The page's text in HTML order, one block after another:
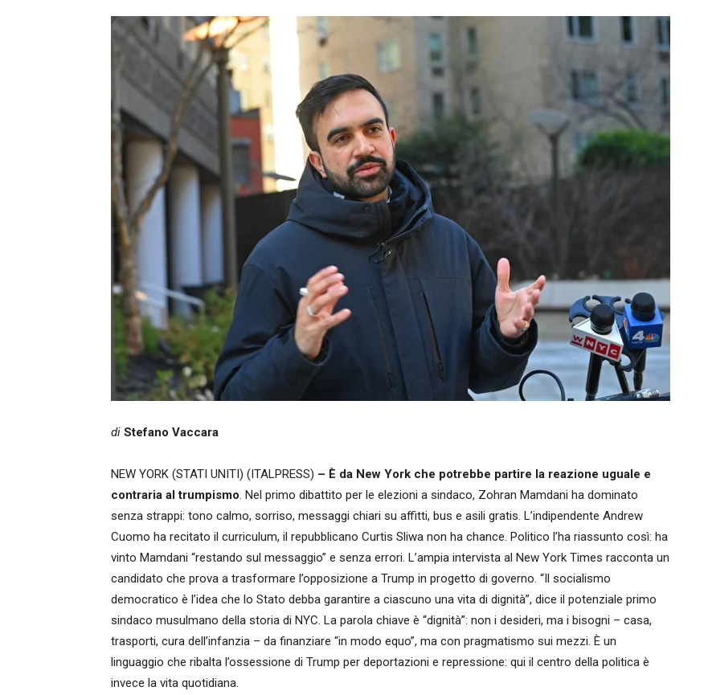
di Stefano Vaccara
NEW YORK (STATI UNITI) (ITALPRESS) – È da New York che potrebbe partire la reazione uguale e
contraria al trumpismo. Nel primo dibattito per le elezioni a sindaco, Zohran Mamdani ha dominato
senza strappi: tono calmo, sorriso, messaggi chiari su affitti, bus e asili gratis. L’indipendente Andrew
Cuomo ha recitato il curriculum, il repubblicano Curtis Sliwa non ha chance. Politico l’ha riassunto così: ha
vinto Mamdani “restando sul messaggio” e senza errori. L’ampia intervista al New York Times racconta un
candidato che prova a trasformare l’opposizione a Trump in progetto di governo. “Il socialismo
democratico è l’idea che lo Stato debba garantire a ciascuno una vita di dignità”, dice il potenziale primo
sindaco musulmano della storia di NYC. La parola chiave è “dignità”: non i desideri, ma i bisogni – casa,
trasporti, cura dell’infanzia – da finanziare “in modo equo”, ma con pragmatismo sui mezzi. È un
linguaggio che ribalta l’ossessione di Trump per deportazioni e repressione: qui il centro della politica è
invece la vita quotidiana.